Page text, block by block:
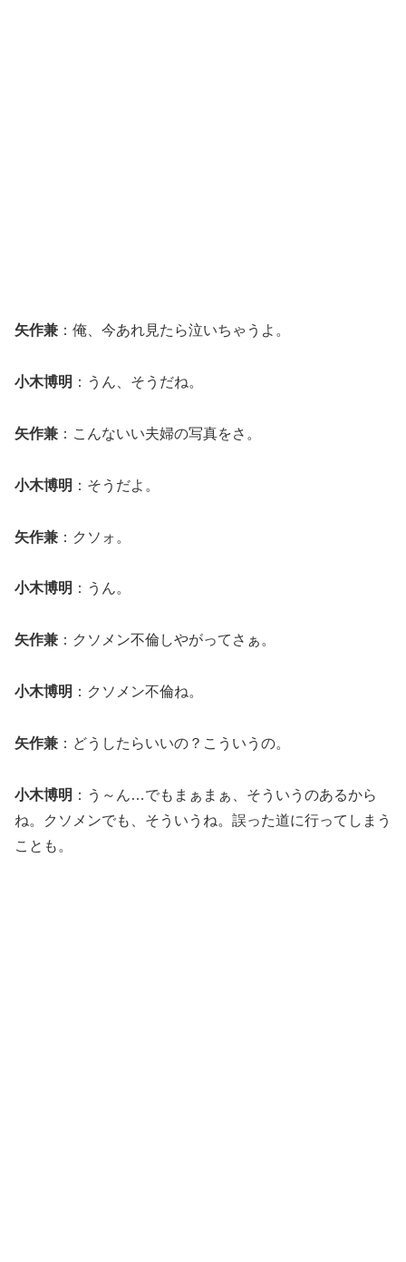
矢作兼 ：俺、今あれ見たら泣いちゃうよ。
小木博明 ：うん、そうだね。
矢作兼 ：こんないい夫婦の写真をさ。
小木博明 ：そうだよ。
矢作兼 ：クソォ。
小木博明 ：うん。
矢作兼 ：クソメン不倫しやがってさぁ。
小木博明 ：クソメン不倫ね。
矢作兼 ：どうしたらいいの？こういうの。
小木博明 ：う～ん…でもまぁまぁ、そういうのあるから
ね。クソメンでも、そういうね。誤った道に行ってしまう
ことも。